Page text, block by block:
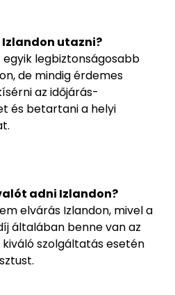
utazni?
egyik legbiztonságosabb
de mindig érdemes
az időjárás-
és betartani a helyi
adni Izlandon?
elvárás Izlandon, mivel a
általában benne van az
szolgáltatás esetén